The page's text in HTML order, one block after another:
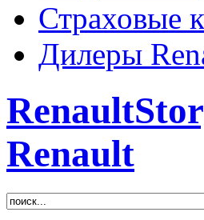
Страховые
Дилеры
Renault